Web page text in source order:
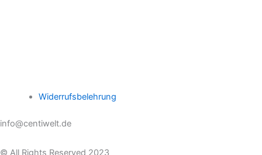
Widerrufsbelehrung
info@centiwelt.de
© All Rights Reserved 2023